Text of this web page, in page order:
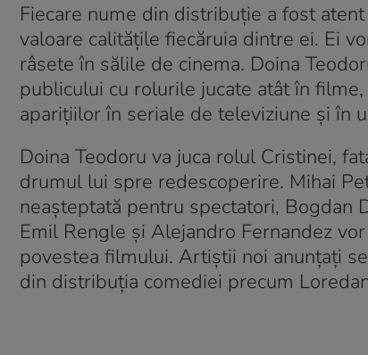
Fiecare nume din distribuție a fost
valoare calitățile fiecăruia dintre ei. Ei
râsete în sălile de cinema. Doina
publicului cu rolurile jucate atât în
aparițiilor în seriale de televiziune și în
Doina Teodoru va juca rolul Cristinei,
drumul lui spre redescoperire. Mihai
neașteptată pentru spectatori, Bogdan
Emil Rengle și Alejandro Fernandez
povestea filmului. Artiștii noi anunțați
din distribuția comediei precum